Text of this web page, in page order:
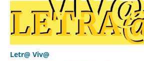
Letr@ Viv@